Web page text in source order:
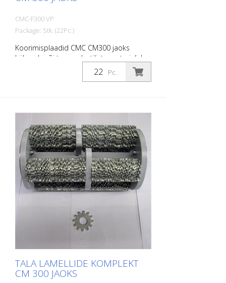
CMC-F300 VP
Package: Stk. (22Pc.)
Koorimisplaadid CMC CM300 jaoks
külmade või termoplastiliste materjalide
eemaldamiseks. 22 tükki täieliku
Pc.
TALA LAMELLIDE KOMPLEKT
CM 300 JAOKS